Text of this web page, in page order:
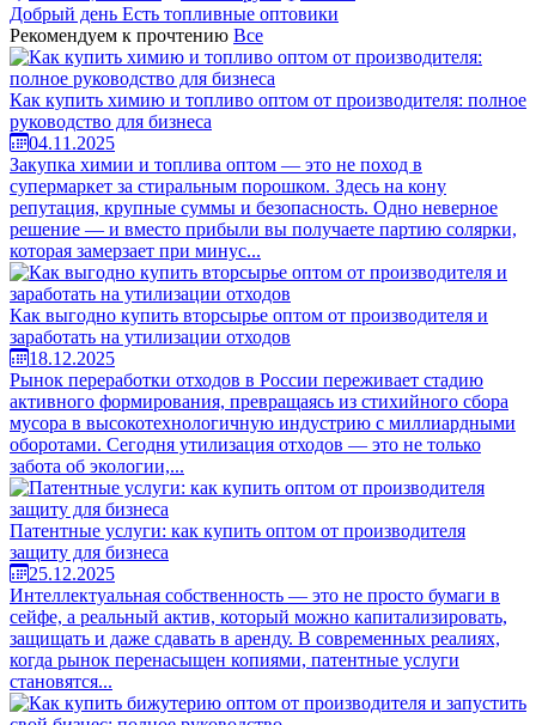
Добрый день Есть топливные оптовики
Рекомендуем к прочтению Все
Как купить химию и топливо оптом от производителя: полное
руководство для бизнеса
04.11.2025
Закупка химии и топлива оптом — это не поход в
супермаркет за стиральным порошком. Здесь на кону
репутация, крупные суммы и безопасность. Одно неверное
решение — и вместо прибыли вы получаете партию солярки,
которая замерзает при минус...
Как выгодно купить вторсырье оптом от производителя и
заработать на утилизации отходов
18.12.2025
Рынок переработки отходов в России переживает стадию
активного формирования, превращаясь из стихийного сбора
мусора в высокотехнологичную индустрию с миллиардными
оборотами. Сегодня утилизация отходов — это не только
забота об экологии,...
Патентные услуги: как купить оптом от производителя
защиту для бизнеса
25.12.2025
Интеллектуальная собственность — это не просто бумаги в
сейфе, а реальный актив, который можно капитализировать,
защищать и даже сдавать в аренду. В современных реалиях,
когда рынок перенасыщен копиями, патентные услуги
становятся...